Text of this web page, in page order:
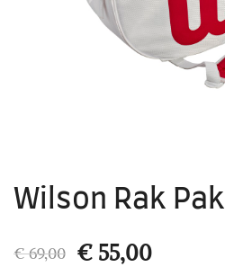
Wilson Rak Pak
€69,00 Il
€ 55,00Il